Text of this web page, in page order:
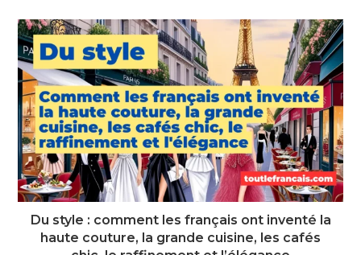
Du style : comment les français ont inventé la
haute couture, la grande cuisine, les cafés